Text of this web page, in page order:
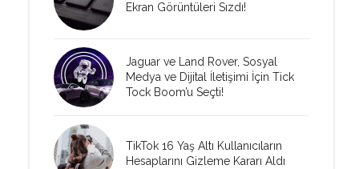
Ekran Görüntüleri Sızdı!
Jaguar ve Land Rover, Sosyal
Medya ve Dijital İletişimi İçin Tick
Tock Boom’u Seçti!
TikTok 16 Yaş Altı Kullanıcıların
Hesaplarını Gizleme Kararı Aldı